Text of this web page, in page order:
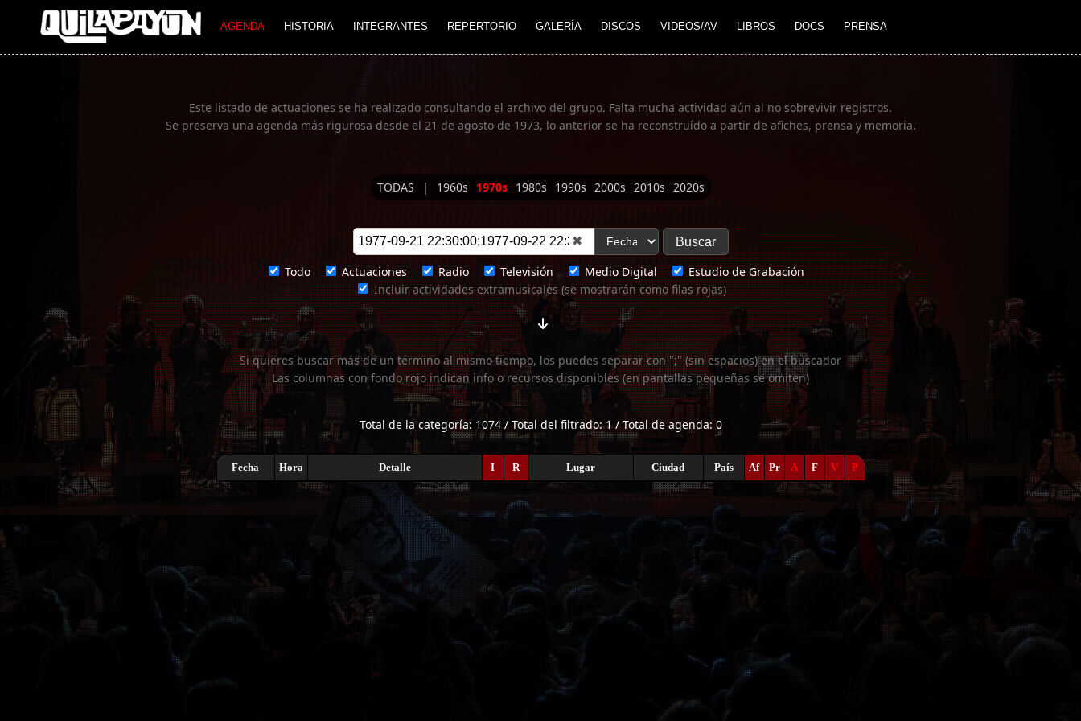
AGENDA HISTORIA INTEGRANTES REPERTORIO GALERÍA DISCOS VIDEOS/AV LIBROS DOCS PRENSA
Imagen 01
Este listado de actuaciones se ha realizado consultando el archivo del grupo. Falta mucha actividad aún al no sobrevivir registros.
Se preserva una agenda más rigurosa desde el 21 de agosto de 1973, lo anterior se ha reconstruído a partir de afiches, prensa y memoria.
TODAS | 1960s 1970s 1980s 1990s 2000s 2010s 2020s
✖
Todo Actuaciones Radio Televisión Medio Digital
Estudio de Grabación
Incluir actividades extramusicales (se mostrarán como filas rojas)
Si quieres buscar más de un término al mismo tiempo, los puedes separar con ";" (sin espacios) en el buscador
Las columnas con fondo rojo indican info o recursos disponibles (en pantallas pequeñas se omiten)
Total de la categoría: 1074 / Total del filtrado: 1 / Total de agenda: 0
Fecha Hora Detalle I R Lugar Ciudad País Af Pr A F V P